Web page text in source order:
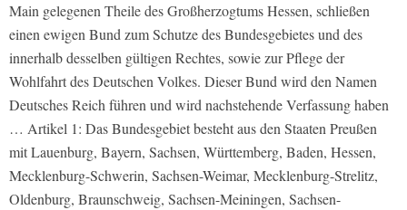
Main gelegenen Theile des Großherzogtums Hessen, schließen
einen ewigen Bund zum Schutze des Bundesgebietes und des
innerhalb desselben gültigen Rechtes, sowie zur Pflege der
Wohlfahrt des Deutschen Volkes. Dieser Bund wird den Namen
Deutsches Reich führen und wird nachstehende Verfassung haben
… Artikel 1: Das Bundesgebiet besteht aus den Staaten Preußen
mit Lauenburg, Bayern, Sachsen, Württemberg, Baden, Hessen,
Mecklenburg-Schwerin, Sachsen-Weimar, Mecklenburg-Strelitz,
Oldenburg, Braunschweig, Sachsen-Meiningen, Sachsen-